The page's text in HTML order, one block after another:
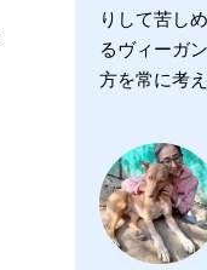
りして苦し
るヴィーガ
方を常に考